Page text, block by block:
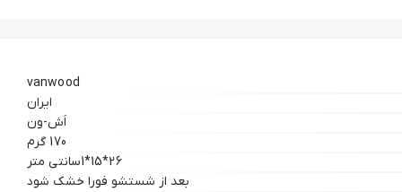
vanwood
ایران
اَش-ون
170 گرم
26*15*1سانتی متر
بعد از شستشو فورا خشک شود